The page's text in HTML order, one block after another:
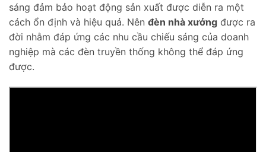
sáng đảm bảo hoạt động sản xuất được diễn ra một
cách ổn định và hiệu quả. Nên đèn nhà xưởng được ra
đời nhằm đáp ứng các nhu cầu chiếu sáng của doanh
nghiệp mà các đèn truyền thống không thể đáp ứng
được.